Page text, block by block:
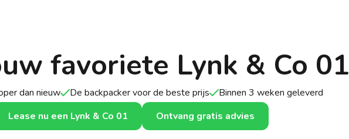
favoriete Lynk & Co 01
dan nieuw De backpacker voor de beste prijs
Binnen 3 weken geleverd
Lease nu een Lynk & Co 01
Ontvang gratis advies